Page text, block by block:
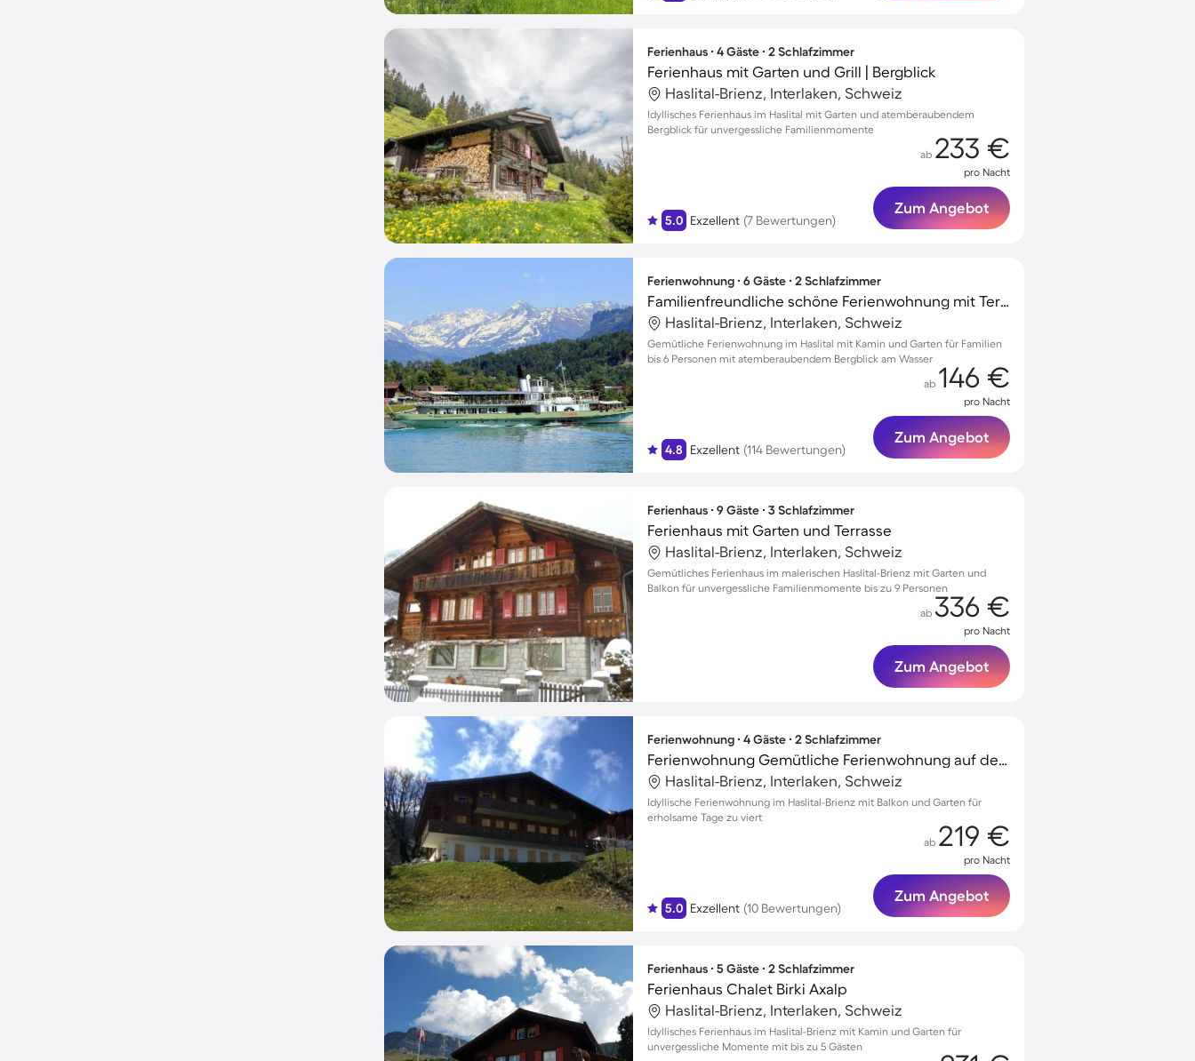
Ferienhaus ∙ 4 Gäste ∙ 2 Schlafzimmer
Ferienhaus mit Garten und Grill | Bergblick
Haslital-Brienz, Interlaken, Schweiz
Idyllisches Ferienhaus im Haslital mit Garten und atemberaubendem
Bergblick für unvergessliche Familienmomente
5.0 Exzellent (7 Bewertungen)
ab 233 €
pro Nacht
Zum Angebot
Ferienwohnung ∙ 6 Gäste ∙ 2 Schlafzimmer
Familienfreundliche schöne Ferienwohnung mit Terrasse, Garten und Grill | Bergblick
Haslital-Brienz, Interlaken, Schweiz
Gemütliche Ferienwohnung im Haslital mit Kamin und Garten für Familien
bis 6 Personen mit atemberaubendem Bergblick am Wasser
4.8 Exzellent (114 Bewertungen)
ab 146 €
pro Nacht
Zum Angebot
Ferienhaus ∙ 9 Gäste ∙ 3 Schlafzimmer
Ferienhaus mit Garten und Terrasse
Haslital-Brienz, Interlaken, Schweiz
Gemütliches Ferienhaus im malerischen Haslital-Brienz mit Garten und
Balkon für unvergessliche Familienmomente bis zu 9 Personen
ab 336 €
pro Nacht
Zum Angebot
Ferienwohnung ∙ 4 Gäste ∙ 2 Schlafzimmer
Ferienwohnung Gemütliche Ferienwohnung auf der Axalp
Haslital-Brienz, Interlaken, Schweiz
Idyllische Ferienwohnung im Haslital-Brienz mit Balkon und Garten für
erholsame Tage zu viert
5.0 Exzellent (10 Bewertungen)
ab 219 €
pro Nacht
Zum Angebot
Ferienhaus ∙ 5 Gäste ∙ 2 Schlafzimmer
Ferienhaus Chalet Birki Axalp
Haslital-Brienz, Interlaken, Schweiz
Idyllisches Ferienhaus im Haslital-Brienz mit Kamin und Garten für
unvergessliche Momente mit bis zu 5 Gästen